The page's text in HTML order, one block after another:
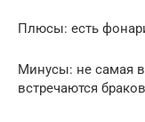
Плюсы: есть
Минусы: не самая
встречаются